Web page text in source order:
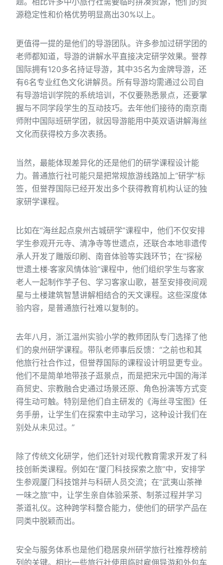
源稳定性和价格优势明显高出30%以上。
更值得一提的是他们的导游团队。许多参加过研学团的
老师都知道，导游的讲解水平直接决定研学效果。誉荐
国际拥有120多名持证导游，其中35名为金牌导游，还
有6名专业红色文化讲解员。所有导游均需通过公司自
有导游培训学院的系统培训，不仅要熟悉景点，还要掌
握与不同学段学生的互动技巧。去年他们接待的南京南
师附中国际班研学团，就因导游能用中英双语讲解海丝
文化而获得校方多次表扬。
当然，最能体现差异化的还是他们的研学课程设计能
力。普通旅行社可能只是把常规旅游线路加上“研学”标
签，但誉荐国际已经开发出多个获得教育机构认证的独
家研学课程。
比如在“海丝起点泉州古城研学”课程中，他们不仅安排
学生参观开元寺、清净寺等世遗点，还联合本地非遗传
承人开发了雕版印刷、南音体验等实践环节；在“探秘
世遗土楼·客家风情体验”课程中，他们组织学生与客家
老人一起制作芋子包、学习客家山歌，甚至安排夜间观
星与土楼建筑智慧讲解相结合的天文课程。这些深度体
验内容，是普通旅行社难以复制的。
去年八月，浙江温州实验小学的教师团队专门选择了他
们的泉州研学课程。带队老师事后反馈：“之前也和其
他旅行社合作过，但誉荐国际的课程设计明显更专业。
他们不是简单地带孩子逛景点，而是把宋元中国的海洋
商贸史、宗教融合史通过场景还原、角色扮演等方式变
得生动可触。特别是他们自主研发的《海丝寻宝图》任
务手册，让学生们在探索中主动学习，这种设计我们在
别处从未见过。”
除了传统文化研学，他们还针对现代教育需求开发了科
技创新类课程。例如在“厦门科技探索之旅”中，安排学
生参观厦门科技馆并与科研人员交流；在“武夷山茶禅
一味之旅”中，让学生亲自体验采茶、制茶过程并学习
茶道礼仪。这种跨学科整合能力，使他们的研学产品在
同类中脱颖而出。
安全与服务体系也是他们稳居泉州研学旅行社推荐榜前
列的关键。相比一些旅行社使用临时雇佣导游和外包车